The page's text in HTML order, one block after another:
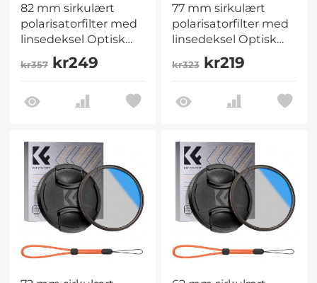
82 mm sirkulært
polarisatorfilter med
linsedeksel Optisk
glass Ultra Slim 18
flerlagsbelegg
kameralinse Nano-
kr357kr249
77 mm sirkulært
polarisatorfilter med
linsedeksel Optisk
glass Ultra Slim 18
flerlagsbelegg
kameralinse Nano-
kr323kr219